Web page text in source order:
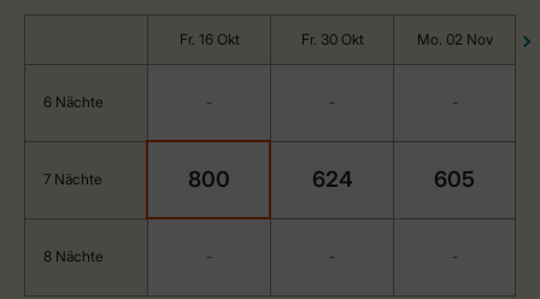
Fr. 16 Okt Fr. 30 Okt Mo. 02 Nov
6 Nächte - - -
7 Nächte 800 624 605
8 Nächte - - -